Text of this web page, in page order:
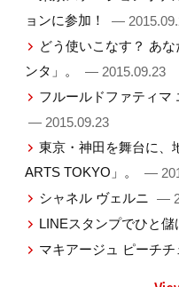
ョンに参加！
—
どう使いこなす？ あ
ンタ」。
— 2015.09.23
フルールドファティマ
— 2015.09.23
東京・神田を舞台に、
ARTS TOKYO」。
—
シャネル ヴェルニ —
LINEスタンプでひと儲
マキアージュ ピーチ